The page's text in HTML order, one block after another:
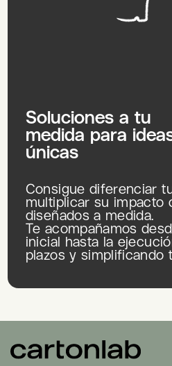
Soluciones a tu
medida para
únicas
Consigue diferenciar
multiplicar su impacto
diseñados a medida.
Te acompañamos
inicial hasta la
plazos y simplificando